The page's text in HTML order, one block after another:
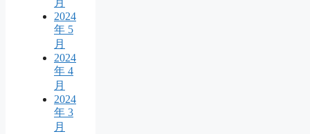
月
2024
年 5
月
2024
年 4
月
2024
年 3
月